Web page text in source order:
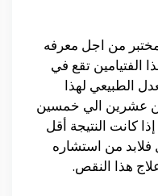
من اجل معرفه
الفتيامين تقع في
الطبيعي لهذا
من عشرين الي خمسين
كانت النتيجة أقل
من استشاره
هذا النقص.